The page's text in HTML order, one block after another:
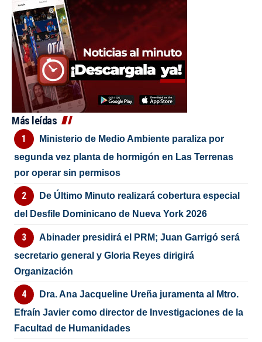
Más leídas
Ministerio de Medio Ambiente paraliza por
segunda vez planta de hormigón en Las Terrenas
por operar sin permisos
De Último Minuto realizará cobertura especial
del Desfile Dominicano de Nueva York 2026
Abinader presidirá el PRM; Juan Garrigó será
secretario general y Gloria Reyes dirigirá
Organización
Dra. Ana Jacqueline Ureña juramenta al Mtro.
Efraín Javier como director de Investigaciones de la
Facultad de Humanidades